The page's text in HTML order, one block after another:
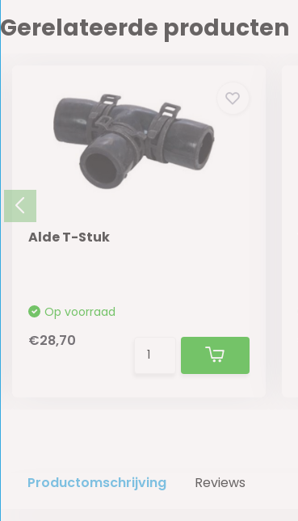
Gerelateerde producten
Alde T-Stuk
Op voorraad
€28,70
Productomschrijving Reviews